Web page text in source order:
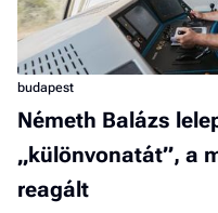
budapest
Németh Balázs
„különvonatát”, a
reagált